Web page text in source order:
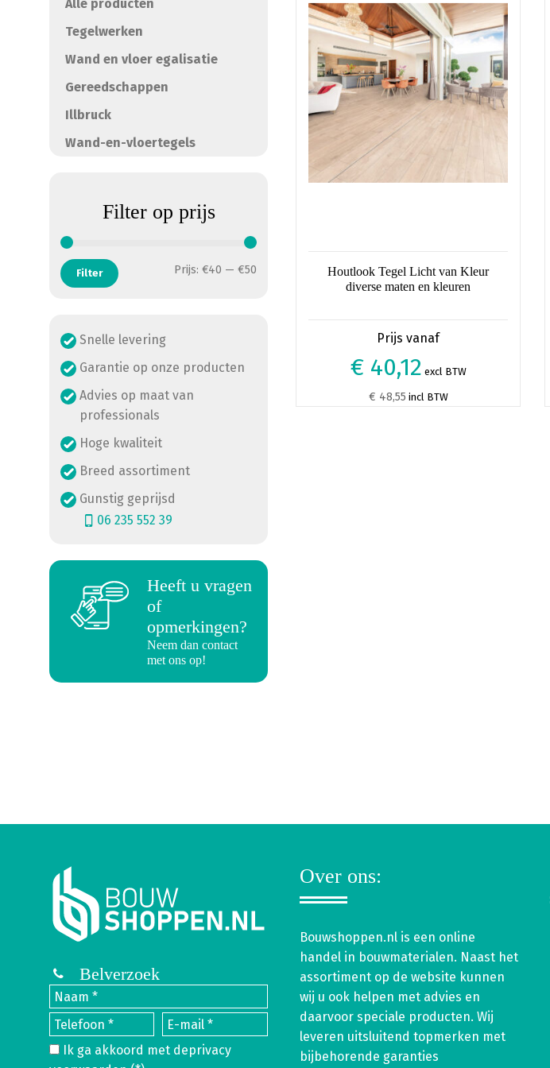
variaties.
Deze
optie
kan
gekozen
worden
productpagina
Houtlook Tegel Licht van Kleur
diverse maten en kleuren
€ 40,12 excl BTW
€ 48,55 incl BTW
Alle producten
Tegelwerken
Wand en vloer egalisatie
Gereedschappen
Illbruck
Wand-en-vloertegels
Filter op prijs
Filter Prijs: €40 — €50
Snelle levering
Garantie op onze producten
Advies op maat van
professionals
Hoge kwaliteit
Breed assortiment
Gunstig geprijsd
06 235 552 39
Heeft u vragen
of
opmerkingen?
Neem dan contact
met ons op!
Belverzoek
Ik ga akkoord met deprivacy
Over ons:
Bouwshoppen.nl is een online
handel in bouwmaterialen. Naast het
assortiment op de website kunnen
wij u ook helpen met advies en
daarvoor speciale producten. Wij
leveren uitsluitend topmerken met
bijbehorende garanties